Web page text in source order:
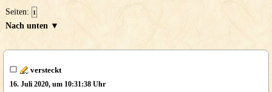
Seiten: 1
Nach unten ▼
versteckt
16. Juli 2020, um 10:31:38 Uhr